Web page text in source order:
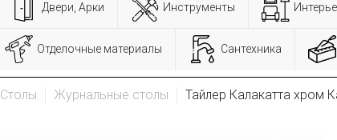
Двери, Арки Инструменты
Отделочные материалы Сантехника
Столы Журнальные столы Тайлер Калакатта хром